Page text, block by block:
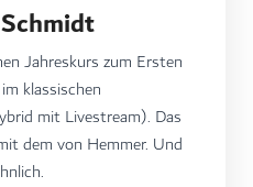
Jahreskurs zum Ersten
klassischen
mit Livestream). Das
dem von Hemmer. Und